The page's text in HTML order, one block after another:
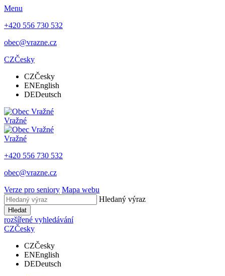
Menu
+420 556 730 532
obec@vrazne.cz
CZČesky
CZČesky
ENEnglish
DEDeutsch
Vražné
Vražné
+420 556 730 532
obec@vrazne.cz
Verze pro seniory Mapa webu
Hledaný výraz
Hledat
rozšířené vyhledávání
CZČesky
CZČesky
ENEnglish
DEDeutsch